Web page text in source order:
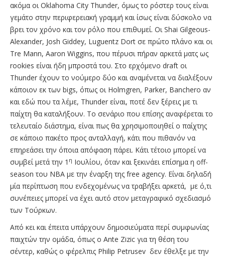
ακόμα οι Oklahoma City Thunder, όμως το ρόστερ τους είναι
γεμάτο στην περιφερειακή γραμμή και ίσως είναι δύσκολο να
βρει τον χρόνο και τον ρόλο που επιθυμεί. Οι Shai Gilgeous-
Alexander, Josh Giddey, Luguentz Dort σε πρώτο πλάνο και oι
Tre Mann, Aaron Wiggins, που πέρυσι πήραν αρκετά ματς ως
rookies είναι ήδη μπροστά του. Στο ερχόμενο draft οι
Thunder έχουν το νούμερο δύο και αναμένεται να διαλέξουν
κάποιον εκ των bigs, όπως οι Holmgren, Parker, Banchero αν
και εδώ που τα λέμε, Thunder είναι, ποτέ δεν ξέρεις με τι
παίχτη θα καταλήξουν. Το σενάριο που επίσης αναφέρεται το
τελευταίο διάστημα, είναι πως θα χρησιμοποιηθεί ο παίχτης
σε κάποιο πακέτο προς ανταλλαγή, κάτι που πιθανόν να
επηρεάσει την όποια απόφαση πάρει. Κάτι τέτοιο μπορεί να
συμβεί μετά την 1 η Ιουλίου, όταν και ξεκινάει επίσημα η off-
season του ΝΒΑ με την έναρξη της free agency. Είναι δηλαδή
μία περίπτωση που ενδεχομένως να τραβήξει αρκετά, με ό,τι
συνέπειες μπορεί να έχει αυτό στον μεταγραφικό σχεδιασμό
των Τούρκων.
Από κει και έπειτα υπάρχουν δημοσιεύματα περί συμφωνίας
παιχτών την ομάδα, όπως ο Ante Ζizic για τη θέση του
σέντερ, καθώς ο φέρελπις Philip Petrusev δεν έθελξε με την